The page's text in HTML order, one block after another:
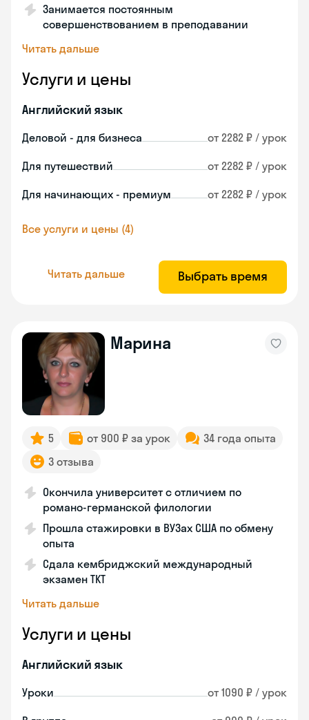
Занимается постоянным
совершенствованием в преподавании
Читать дальше
Услуги и цены
Английский язык
Деловой - для бизнеса от 2282 ₽ / урок
Для путешествий от 2282 ₽ / урок
Для начинающих - премиум от 2282 ₽ / урок
Все услуги и цены (4)
Читать дальше Выбрать время
Марина
5 от 900 ₽ за урок
34 года опыта
3 отзыва
Окончила университет с отличием по
романо-германской филологии
Прошла стажировки в ВУЗах США по обмену
опыта
Сдала кембриджский международный
экзамен TKT
Читать дальше
Услуги и цены
Английский язык
Уроки от 1090 ₽ / урок